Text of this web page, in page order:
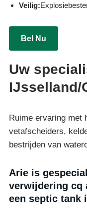
Veilig:
Bel Nu
Uw
IJsselland/
Ruime ervaring met
vetafscheiders,
bestrijden van
Arie is
verwijdering cq
een septic tank